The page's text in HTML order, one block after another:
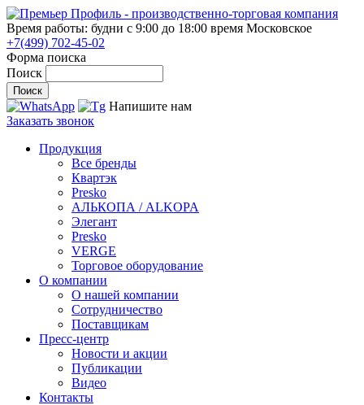
Время работы: будни с 9:00 до 18:00 время Московское
+7(499) 702-45-02
Форма поиска
Поиск
Напишите нам
Заказать звонок
Продукция
Все бренды
Квартэк
Presko
АЛЬКОПА / ALKOPA
Элегант
Presko
VERGE
Торговое оборудование
О компании
О нашей компании
Сотрудничество
Поставщикам
Пресс-центр
Новости и акции
Публикации
Видео
Контакты